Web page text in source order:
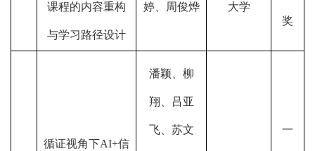
课程的内容重构
与学习路径设计
婷、周俊烨 大学
奖
循证视角下AI+信
潘颖、柳
翔、吕亚
飞、苏文 一